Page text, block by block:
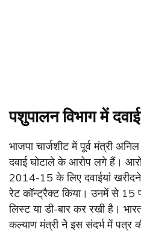
पशुपालन विभाग में
भाजपा चार्जशीट में पूर्व मंत्री
दवाई घोटाले के आरोप लगे हैं।
2014-15 के लिए दवाईयांं
रेट कॉन्ट्रैक्ट किया। उनमें से 15
लिस्ट या डी-बार कर रखी है।
कल्याण मंत्री नेे इस संदर्भ में पत्र